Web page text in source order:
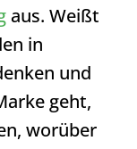
aus. Weißt
in
und
geht,
worüber